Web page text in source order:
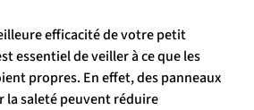
efficacité de votre petit
essentiel de veiller à ce que les
propres. En effet, des panneaux
la saleté peuvent réduire